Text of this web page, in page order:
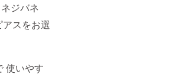
ジバネ
スをお選
使いやす